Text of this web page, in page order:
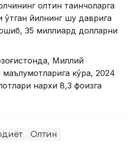
олтин тақинчоқларга
ўтган йилнинг шу даврига
35 миллиард долларни
Миллий
кўра, 2024
нархи 8,3 фоизга
Олтин